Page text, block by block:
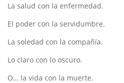
La salud con la enfermedad.
El poder con la servidumbre.
La soledad con la compañía.
Lo claro con lo oscuro.
O… la vida con la muerte.